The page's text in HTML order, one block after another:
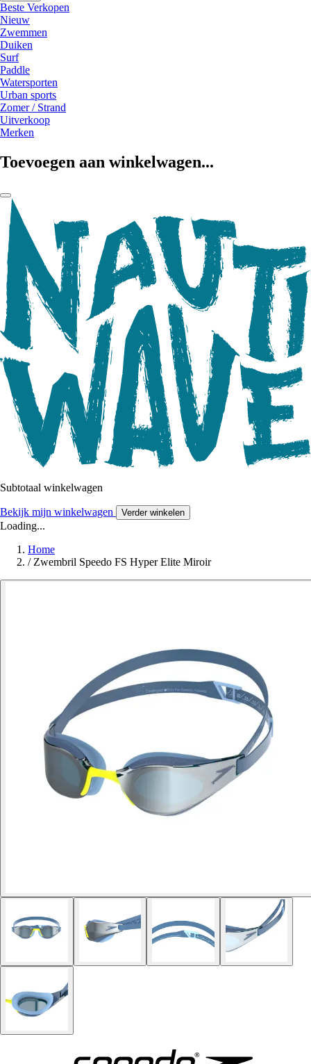
Beste Verkopen
Nieuw
Zwemmen
Duiken
Surf
Paddle
Watersporten
Urban sports
Zomer / Strand
Uitverkoop
Merken
Toevoegen aan winkelwagen...
Subtotaal winkelwagen
Bekijk mijn winkelwagen Verder winkelen
Loading...
Home
/ Zwembril Speedo FS Hyper Elite Miroir